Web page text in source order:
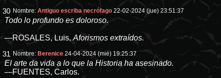
30 Nombre:Antiguo escriba necrófago 22-02-2024 (jue) 23:51:37
Todo lo profundo es doloroso.
—ROSALES, Luis,Aforismos extraídos.
31 Nombre: Berenice 24-04-2024 (mié) 19:25:37
El arte da vida a lo que la Historia ha asesinado.
—FUENTES, Carlos.